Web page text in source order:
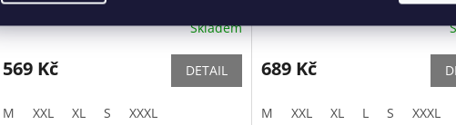
Skladem
569 Kč DETAIL
M XXL XL S XXXL
689 Kč
M XXL XL L S XXXL